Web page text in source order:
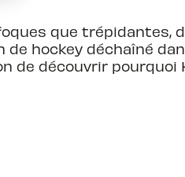
que trépidantes,
hockey déchaîné
de découvrir